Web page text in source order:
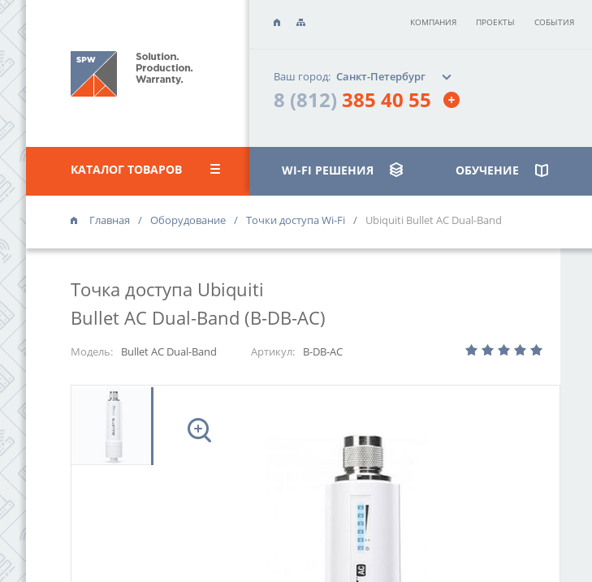
КАТАЛОГ ТОВАРОВ
КОМПАНИЯ ПРОЕКТЫ СОБЫТИЯ
Ваш город: Санкт-Петербург
8 (812) 385 40 55
ОФИС «ВАСИЛЕОСТРОВСКИЙ»
8 (812)
WI-FI РЕШЕНИЯ ОБУЧЕНИЕ
Главная Оборудование Точки доступа Wi-Fi Ubiquiti Bullet AC Dual-Band
Точка доступа Ubiquiti
Bullet AC Dual-Band (B-DB-AC)
Модель: Bullet AC Dual-Band Артикул: B-DB-AC